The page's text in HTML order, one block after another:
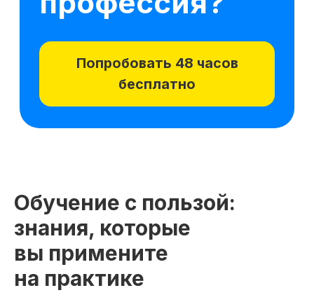
Обучение с пользой:
знания, которые
вы примените
на практике